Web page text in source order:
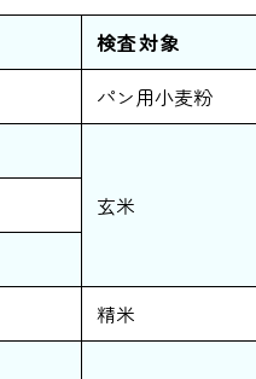
検査対象
パン用小麦粉
玄米
精米